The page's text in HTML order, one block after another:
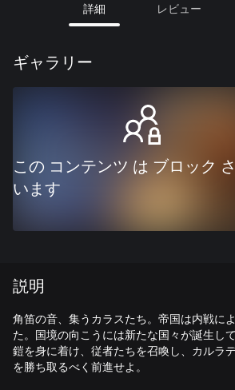
詳細 レビュー
ギャラリー
この コンテンツ は ブロック
います
説明
角笛の音、集うカラスたち。帝国は内戦に
た。国境の向こうには新たな国々が誕生し
鎧を身に着け、従者たちを召喚し、カルラ
を勝ち取るべく前進せよ。